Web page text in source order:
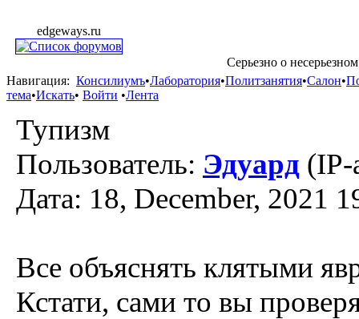
edgeways.ru
Серьезно о
Навигация: Консилиумъ•Лаборатория•Политзанятия•Салон•
тема•Искать• Войти •Лента
Тупизм
Пользователь: Эдуард (IP-
Дата: 18, December, 2021
Все объяснять клятыми
Кстати, сами то вы